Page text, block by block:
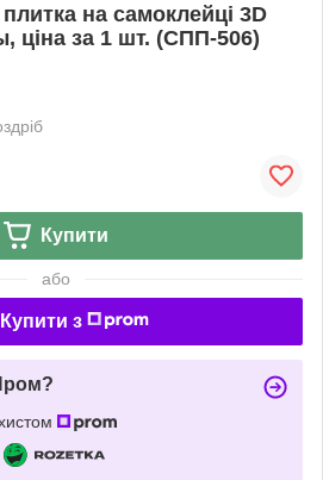
на самоклейці 3D
ціна за 1 шт. (СПП-506)
Купити
або
Купити з